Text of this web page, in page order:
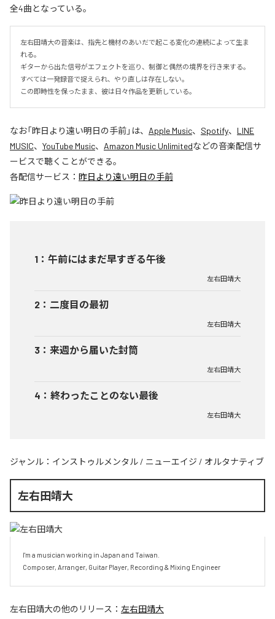
全4曲となっている。
左右田靖大の音楽は、指先と機材のあいだで起こる変化の連続によって生ま
れる。
ギターから出た信号がエフェクトを巡り、制御と偶然の境界を行き来する。
すべては一発録音で捉えられ、やり直しは存在しない。
この即時性を保ったまま、彼は日々作品を更新している。
なお「昨日より遠い明日の手前」は、 Apple Music、 Spotify、 LINE
MUSIC、 YouTube Music、 Amazon Music Unlimitedなどの音楽配信サ
ービスで聴くことができる。
各配信サービス： 昨日より遠い明日の手前
1 ： 午前にはまだ早すぎる午後
左右田靖大
2 ： 二度目の最初
左右田靖大
3 ： 来週から届いた封筒
左右田靖大
4 ： 終わったことのない最後
左右田靖大
ジャンル： インストゥルメンタル / ニューエイジ / オルタナティブ
左右田靖大
I'm a musician working in Japan and Taiwan.
Composer, Arranger, Guitar Player, Recording & Mixing Engineer
左右田靖大の他のリリース： 左右田靖大